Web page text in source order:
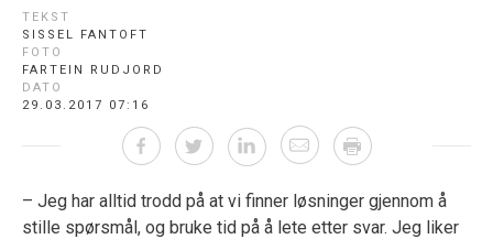
TEKST
SISSEL FANTOFT
FOTO
FARTEIN RUDJORD
DATO
29.03.2017 07:16
– Jeg har alltid trodd på at vi finner løsninger gjennom å
stille spørsmål, og bruke tid på å lete etter svar. Jeg liker